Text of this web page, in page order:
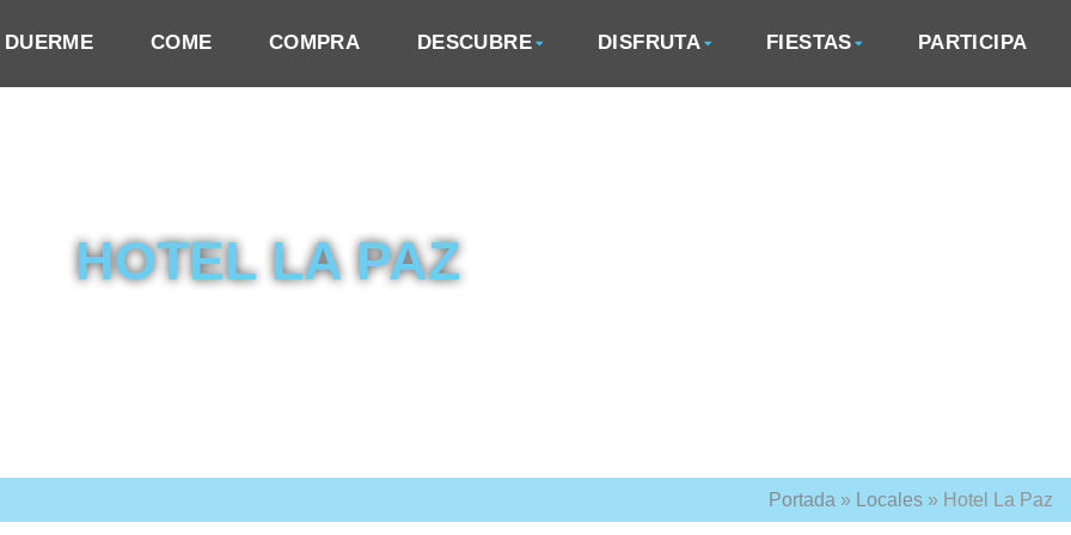
DUERME COME COMPRA DESCUBRE DISFRUTA FIESTAS PARTICIPA
HOTEL LA PAZ
Portada » Locales » Hotel La Paz